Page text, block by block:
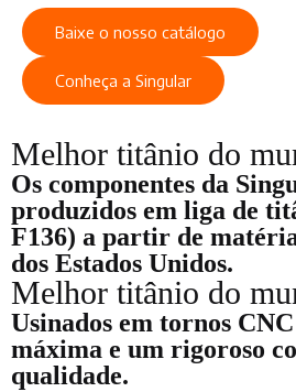
Baixe o nosso catálogo
Conheça a Singular
Melhor titânio do
Os componentes da
produzidos em liga de
F136) a partir de
dos Estados Unidos.
Melhor titânio do
Usinados em tornos
máxima e um rigoroso
qualidade.